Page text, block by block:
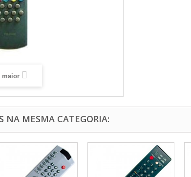
maior
NA MESMA CATEGORIA: